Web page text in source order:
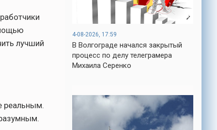
лучший
реальным.
4-08-2026, 17:59
В Волгограде начался закрытый
процесс по делу телеграмера
Михаила Серенко